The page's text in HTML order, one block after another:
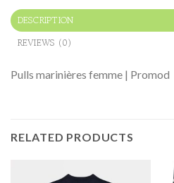
DESCRIPTION
REVIEWS (0)
Pulls marinières femme | Promod
RELATED PRODUCTS